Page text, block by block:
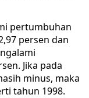
pertumbuhan
persen dan
Jika pada
minus, maka
tahun 1998.